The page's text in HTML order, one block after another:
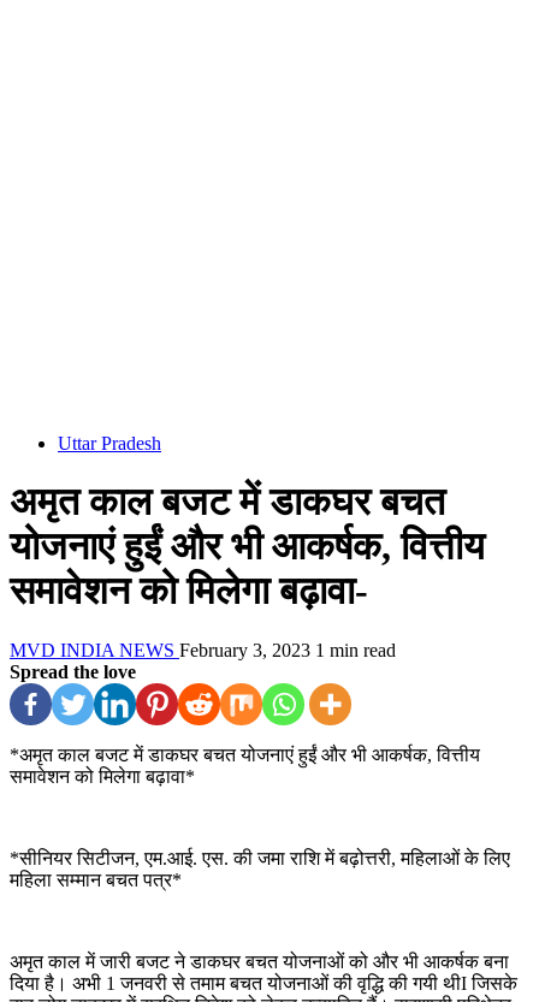
Uttar Pradesh
अमृत काल बजट में डाकघर बचत
योजनाएं हुईं और भी आकर्षक, वित्तीय
समावेशन को मिलेगा बढ़ावा-
MVD INDIA NEWS February 3, 2023 1 min read
Spread the love
*अमृत काल बजट में डाकघर बचत योजनाएं हुईं और भी आकर्षक, वित्तीय
समावेशन को मिलेगा बढ़ावा*
*सीनियर सिटीजन, एम.आई. एस. की जमा राशि में बढ़ोत्तरी, महिलाओं के लिए
महिला सम्मान बचत पत्र*
अमृत काल में जारी बजट ने डाकघर बचत योजनाओं को और भी आकर्षक बना
दिया है। अभी 1 जनवरी से तमाम बचत योजनाओं की वृद्धि की गयी थीI जिसके